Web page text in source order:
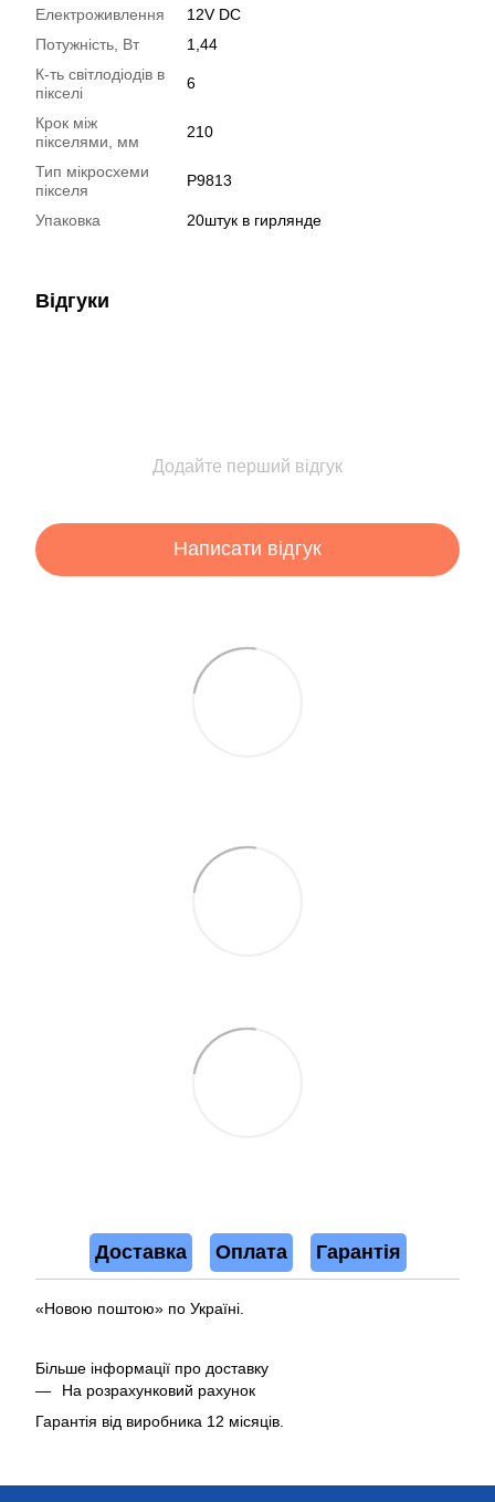
Електроживлення
12V DC
Потужність, Вт
1,44
К-ть світлодіодів в
пікселі
6
Крок між
пікселями, мм
210
Тип мікросхеми
пікселя
P9813
Упаковка 20штук в гирлянде
Відгуки
Додайте перший відгук
Написати відгук
Доставка Оплата Гарантія
«Новою поштою» по Україні.
Більше інформації про доставку
На розрахунковий рахунок
Гарантія від виробника 12 місяців.